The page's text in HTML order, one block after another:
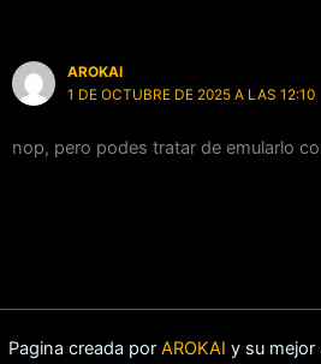
AROKAI
1 DE OCTUBRE DE 2025 A LAS 12:10
nop, pero podes tratar de emularlo
Pagina creada por AROKAI y su mejor